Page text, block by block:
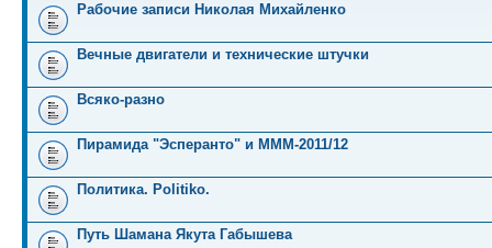
Рабочие записи Николая Михайленко
Вечные двигатели и технические штучки
Всяко-разно
Пирамида "Эсперанто" и MMM-2011/12
Политика. Politiko.
Путь Шамана Якута Габышева